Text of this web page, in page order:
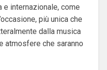
internazionale, come
più unica che
dalla musica
atmosfere che saranno